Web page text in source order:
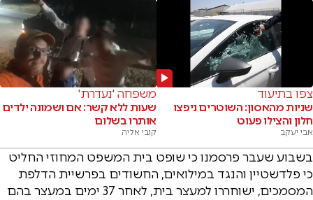
צפו בתיעוד
שניות מהאסון: השוטרים ניפצו
חלון והצילו פעוט
אבי יעקב
משפחה 'נעדרת'
שעות ללא קשר: אם ושמונה ילדים
אותרו בשלום
קובי אליה
בשבוע שעבר פרסמנו כי שופט בית המשפט המחוזי החליט
כי פלדשטיין והנגד במילואים, החשודים בפרשיית הדלפת
המסמכים, ישוחררו למעצר בית, לאחר 37 ימים במעצר בהם